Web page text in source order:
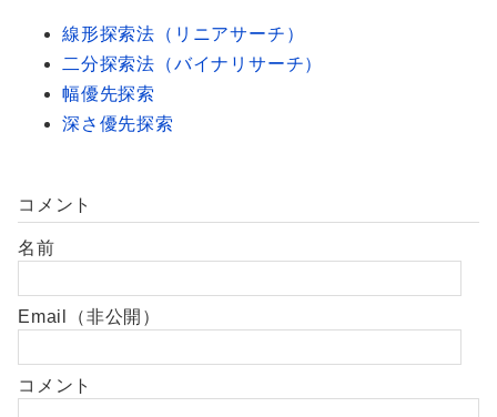
線形探索法（リニアサーチ）
二分探索法（バイナリサーチ）
幅優先探索
深さ優先探索
コメント
名前
Email（非公開）
コメント